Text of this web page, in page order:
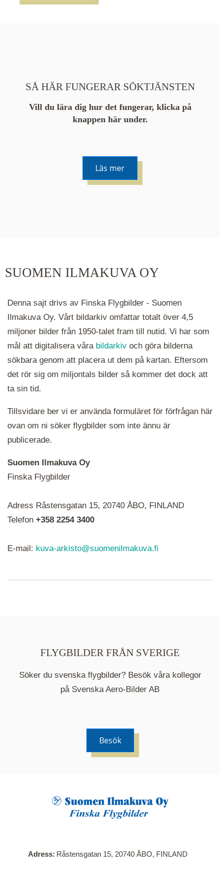
SÅ HÄR FUNGERAR SÖKTJÄNSTEN
Vill du lära dig hur det fungerar, klicka på
knappen här under.
Läs mer
hålla ned ctrl-tangenten och scrolla.
ikoner är det en serie i varje. Utplacerade bilder
syns som nålar istället.
När du klickar på en serie så öppnas en ny flik.
Här visas en karta över bilder med kända
SUOMEN ILMAKUVA OY
Denna sajt drivs av Finska Flygbilder - Suomen
Ilmakuva Oy. Vårt bildarkiv omfattar totalt över 4,5
miljoner bilder från 1950-talet fram till nutid. Vi har som
mål att digitalisera våra bildarkiv och göra bilderna
sökbara genom att placera ut dem på kartan. Eftersom
det rör sig om miljontals bilder så kommer det dock att
ta sin tid.
Tillsvidare ber vi er använda formuläret för förfrågan här
ovan om ni söker flygbilder som inte ännu är
publicerade.
Suomen Ilmakuva Oy
Finska Flygbilder
Adress Råstensgatan 15, 20740 ÅBO, FINLAND
Telefon +358 2254 3400
E-mail: kuva-arkisto@suomenilmakuva.fi
FLYGBILDER FRÅN SVERIGE
Söker du svenska flygbilder? Besök våra kollegor
på Svenska Aero-Bilder AB
Besök
Adress Råstensgatan 15, 20740 ÅBO, FINLAND